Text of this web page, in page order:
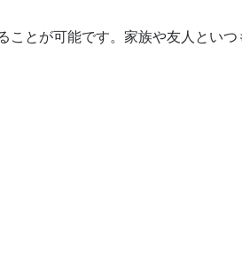
とが可能です。家族や友人といつ